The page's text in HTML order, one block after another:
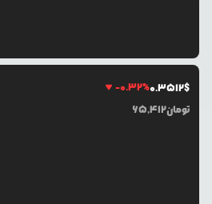
-0.32%0.3512$
65,412تومان